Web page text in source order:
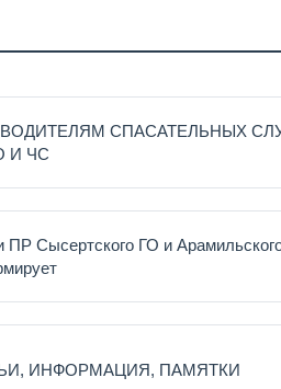
СПАСАТЕЛЬНЫХ
И ЧС
Сысертского ГО и
ИНФОРМАЦИЯ, ПАМЯТКИ